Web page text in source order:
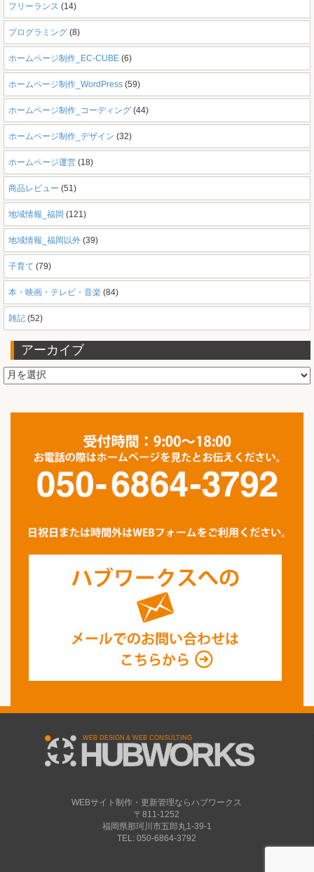
フリーランス (14)
プログラミング (8)
ホームページ制作_EC-CUBE (6)
ホームページ制作_WordPress (59)
ホームページ制作_コーディング (44)
ホームページ制作_デザイン (32)
ホームページ運営 (18)
商品レビュー (51)
地域情報_福岡 (121)
地域情報_福岡以外 (39)
子育て (79)
本・映画・テレビ・音楽 (84)
雑記 (52)
アーカイブ
ア
ー
イ
WEBサイト制作・更新管理ならハブワークス
〒811-1252
福岡県那珂川市五郎丸1-39-1
TEL: 050-6864-3792